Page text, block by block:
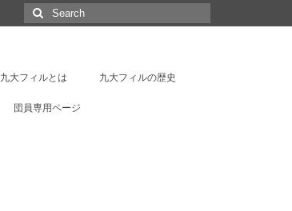
Search
for:
九大フィルとは 九大フィルの歴史
団員専用ページ